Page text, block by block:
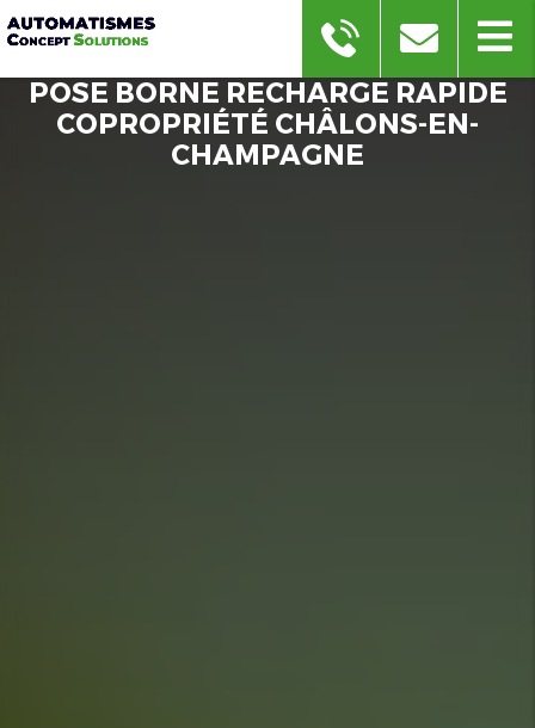
POSE BORNE RECHARGE RAPIDE
COPROPRIÉTÉ CHÂLONS-EN-
CHAMPAGNE